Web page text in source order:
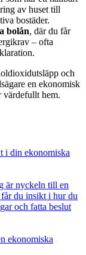
av huset till
bostäder.
bolån, där du får
– ofta
och
en ekonomisk
värdefullt hem.
i din ekonomiska
är nyckeln till en
du insikt i hur du
och fatta beslut
ekonomiska